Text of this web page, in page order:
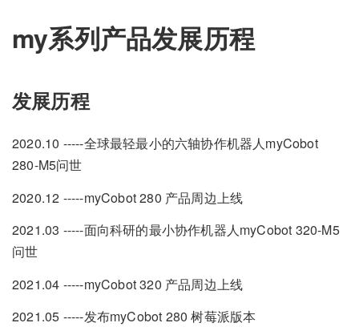
my系列产品发展历程
发展历程
2020.10 -----全球最轻最小的六轴协作机器人myCobot
280-M5问世
2020.12 -----myCobot 280 产品周边上线
2021.03 -----面向科研的最小协作机器人myCobot 320-M5
问世
2021.04 -----myCobot 320 产品周边上线
2021.05 -----发布myCobot 280 树莓派版本